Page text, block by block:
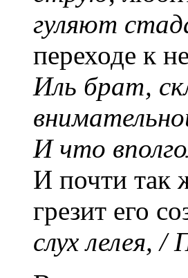
гуляют
переходе к
Иль брат,
И что
И почти так
грезит его
слух лелея,